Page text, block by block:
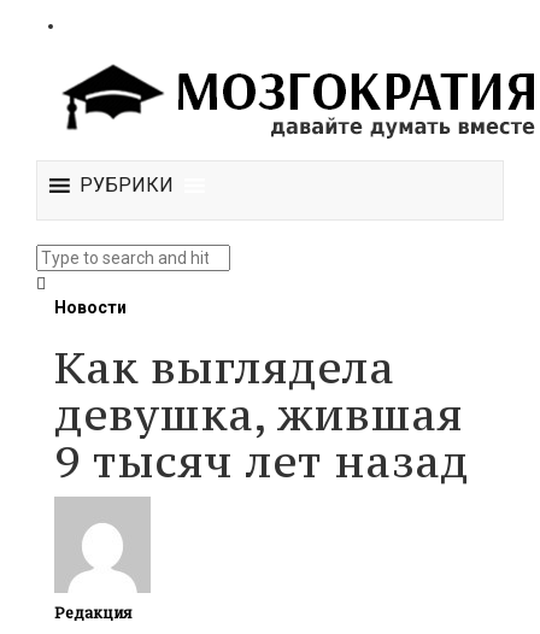
РУБРИКИ
Новости
Как выглядела
девушка, жившая
9 тысяч лет назад
Редакция